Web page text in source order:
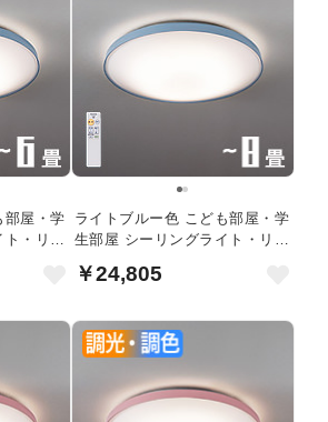
部屋・学
・リモ
ライトブルー色 こども部屋・学
生部屋 シーリングライト・リモ
￥24,805